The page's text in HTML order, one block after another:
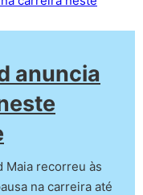
anuncia
Maia recorreu às
na carreira até